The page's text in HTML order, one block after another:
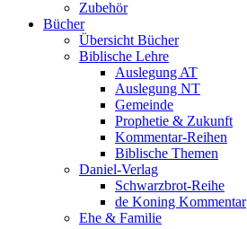
Zubehör
Bücher
Übersicht Bücher
Biblische Lehre
Auslegung AT
Auslegung NT
Gemeinde
Prophetie & Zukunft
Kommentar-Reihen
Biblische Themen
Daniel-Verlag
Schwarzbrot-Reihe
de Koning Kommentar
Ehe & Familie